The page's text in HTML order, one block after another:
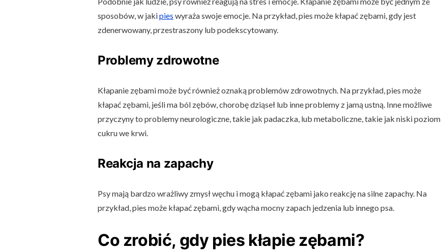
sposobów, w jakipies wyraża swoje emocje. Na przykład, pies może kłapać zębami, gdy jest
zdenerwowany, przestraszony lub podekscytowany.
Problemy zdrowotne
Kłapanie zębami może być również oznaką problemów zdrowotnych. Na przykład, pies może
kłapać zębami, jeśli ma ból zębów, chorobę dziąseł lub inne problemy z jamą ustną. Inne możliwe
przyczyny to problemy neurologiczne, takie jak padaczka, lub metaboliczne, takie jak niski poziom
cukru we krwi.
Reakcja na zapachy
Psy mają bardzo wrażliwy zmysł węchu i mogą kłapać zębami jako reakcję na silne zapachy. Na
przykład, pies może kłapać zębami, gdy wącha mocny zapach jedzenia lub innego psa.
Co zrobić, gdy pies kłapie zębami?